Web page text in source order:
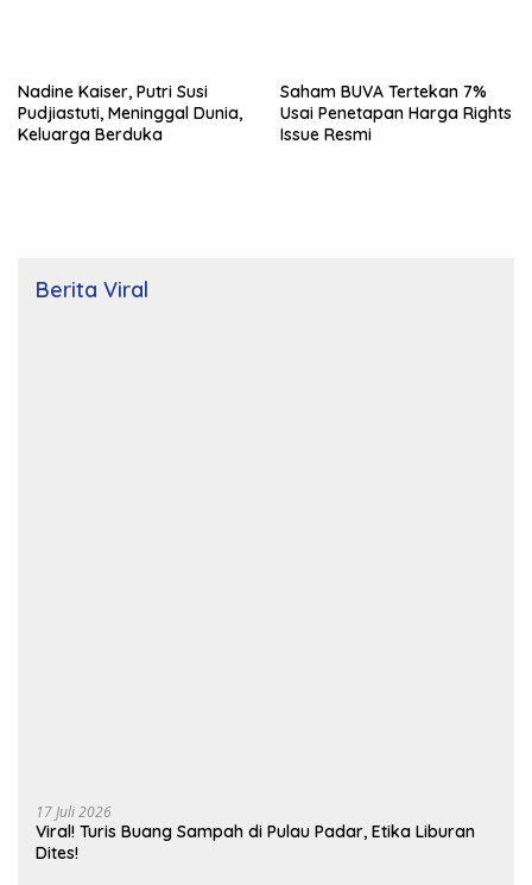
Nadine Kaiser, Putri Susi
Pudjiastuti, Meninggal Dunia,
Keluarga Berduka
Saham BUVA Tertekan 7%
Usai Penetapan Harga Rights
Issue Resmi
Berita Viral
17 Juli 2026
Viral! Turis Buang Sampah di Pulau Padar, Etika Liburan
Dites!